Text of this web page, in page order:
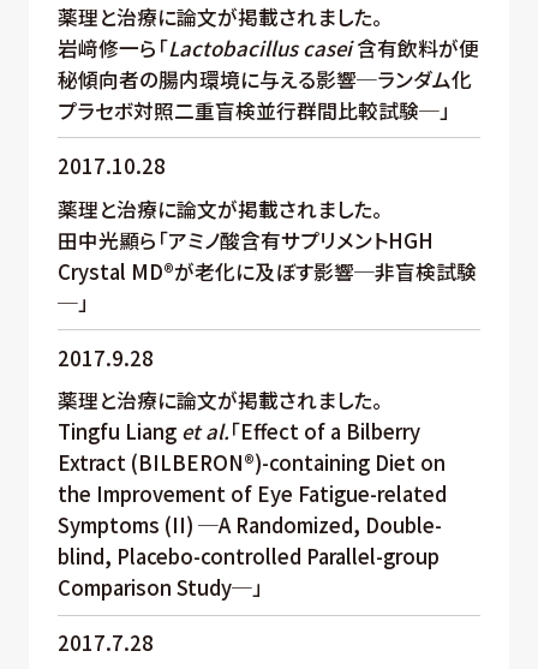
薬理と治療に論文が掲載されました。
岩﨑修一ら「Lactobacillus casei含有飲料が便
秘傾向者の腸内環境に与える影響─ランダム化
プラセボ対照二重盲検並行群間比較試験─」
2017.10.28
薬理と治療に論文が掲載されました。
田中光顯ら「アミノ酸含有サプリメントHGH
Crystal MD®が老化に及ぼす影響─非盲検試験
─」
2017.9.28
薬理と治療に論文が掲載されました。
Tingfu Liang et al.「Effect of a Bilberry
Extract (BILBERON®)-containing Diet on
the Improvement of Eye Fatigue-related
Symptoms (II) ─A Randomized, Double-
blind, Placebo-controlled Parallel-group
Comparison Study─」
2017.7.28